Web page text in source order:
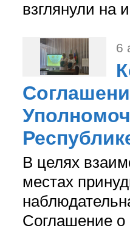
взглянули на
6
В целях
местах
Соглашение о